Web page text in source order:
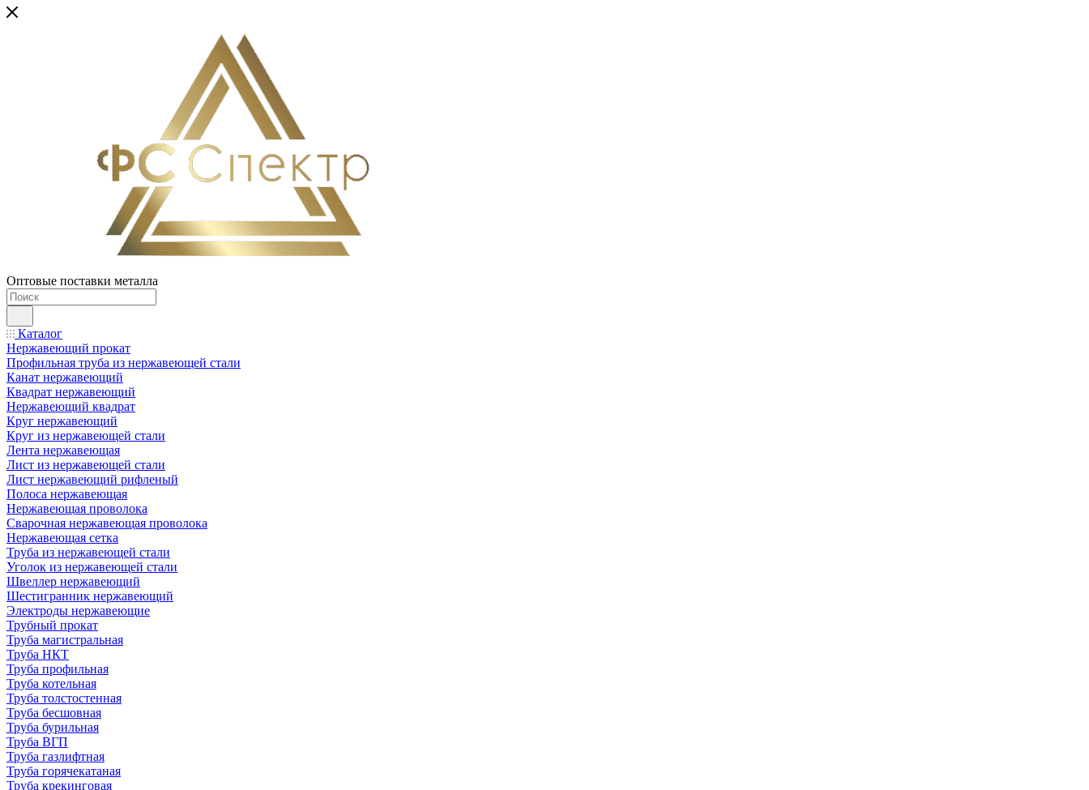
Оптовые поставки металла
Каталог
Нержавеющий прокат
Профильная труба из нержавеющей стали
Канат нержавеющий
Квадрат нержавеющий
Нержавеющий квадрат
Круг нержавеющий
Круг из нержавеющей стали
Лента нержавеющая
Лист из нержавеющей стали
Лист нержавеющий рифленый
Полоса нержавеющая
Нержавеющая проволока
Сварочная нержавеющая проволока
Нержавеющая сетка
Труба из нержавеющей стали
Уголок из нержавеющей стали
Швеллер нержавеющий
Шестигранник нержавеющий
Электроды нержавеющие
Трубный прокат
Труба магистральная
Труба НКТ
Труба профильная
Труба котельная
Труба толстостенная
Труба бесшовная
Труба бурильная
Труба ВГП
Труба газлифтная
Труба горячекатаная
Труба крекинговая